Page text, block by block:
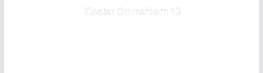
Kloster Ommerborn 13